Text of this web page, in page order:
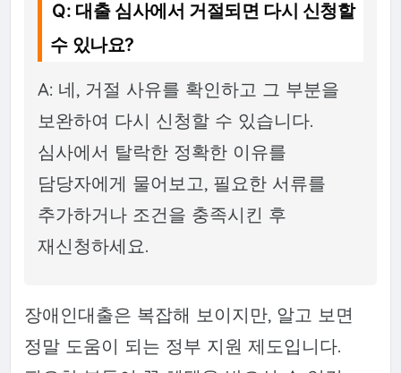
Q: 대출 심사에서 거절되면 다시 신청할
수 있나요?
A: 네, 거절 사유를 확인하고 그 부분을
보완하여 다시 신청할 수 있습니다.
심사에서 탈락한 정확한 이유를
담당자에게 물어보고, 필요한 서류를
추가하거나 조건을 충족시킨 후
재신청하세요.
장애인대출은 복잡해 보이지만, 알고 보면
정말 도움이 되는 정부 지원 제도입니다.